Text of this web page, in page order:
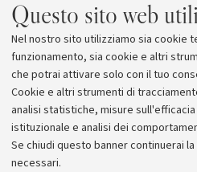
Questo sito web
Nel nostro sito utilizziamo sia cookie
funzionamento, sia cookie e altri
che potrai attivare solo con il tuo
Cookie e altri strumenti di
analisi statistiche, misure
istituzionale e analisi dei
Se chiudi questo banner continuerai
necessari.
Allegati
Bando